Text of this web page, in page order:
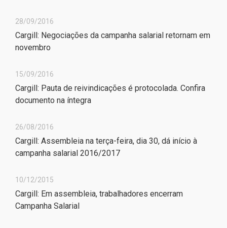
28/09/2016
Cargill: Negociações da campanha salarial retornam em
novembro
15/09/2016
Cargill: Pauta de reivindicações é protocolada. Confira
documento na íntegra
26/08/2016
Cargill: Assembleia na terça-feira, dia 30, dá início à
campanha salarial 2016/2017
10/12/2015
Cargill: Em assembleia, trabalhadores encerram
Campanha Salarial